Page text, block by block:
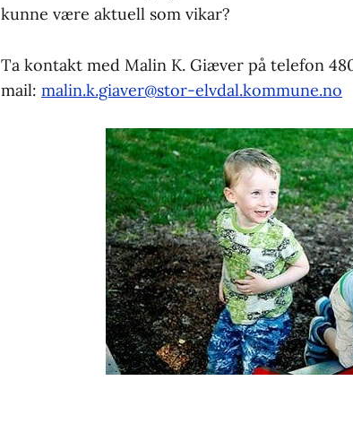
kunne være aktuell som vikar?
Ta kontakt med Malin K. Giæver på telefon
mail: malin.k.giaver@stor-elvdal.kommune.no